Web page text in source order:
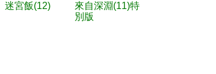
迷宮飯(12)
來自深淵(11)特
別版